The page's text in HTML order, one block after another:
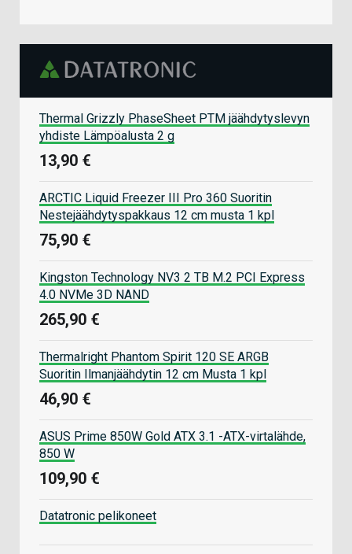
Thermal Grizzly PhaseSheet PTM jäähdytyslevyn
yhdiste Lämpöalusta 2 g
13,90 €
ARCTIC Liquid Freezer III Pro 360 Suoritin
Nestejäähdytyspakkaus 12 cm musta 1 kpl
75,90 €
Kingston Technology NV3 2 TB M.2 PCI Express
4.0 NVMe 3D NAND
265,90 €
Thermalright Phantom Spirit 120 SE ARGB
Suoritin Ilmanjäähdytin 12 cm Musta 1 kpl
46,90 €
ASUS Prime 850W Gold ATX 3.1 -ATX-virtalähde,
850 W
109,90 €
Datatronic pelikoneet